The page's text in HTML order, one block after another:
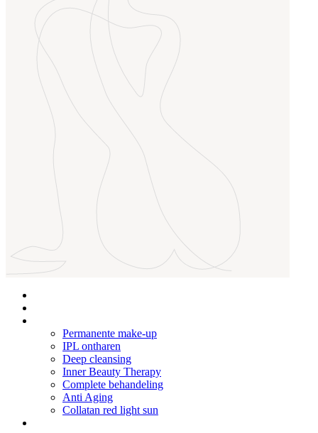
Permanente make-up
IPL ontharen
Deep cleansing
Inner Beauty Therapy
Complete behandeling
Anti Aging
Collatan red light sun